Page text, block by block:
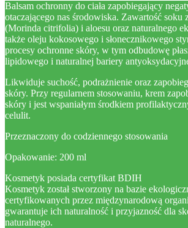
Balsam ochronny do ciała zapobiegający
otaczającego nas środowiska. Zawartość soku
(Morinda citrifolia) i aloesu oraz naturalnego
także oleju kokosowego i słonecznikowego
procesy ochronne skóry, w tym odbudowę
lipidowego i naturalnej bariery
Likwiduje suchość, podrażnienie oraz
skóry. Przy regularnem stosowaniu, krem
skóry i jest wspaniałym środkiem
celulit.
Przeznaczony do codziennego stosowania
Opakowanie: 200 ml
Kosmetyk posiada certyfikat BDIH
Kosmetyk został stworzony na bazie
certyfikowanych przez międzynarodową
gwarantuje ich naturalność i przyjazność dla
naturalnego.